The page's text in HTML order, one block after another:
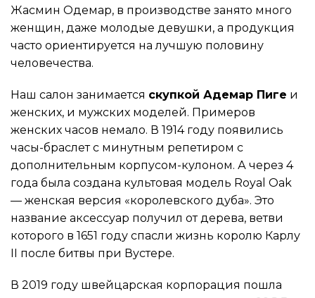
Жасмин Одемар, в производстве занято много
женщин, даже молодые девушки, а продукция
часто ориентируется на лучшую половину
человечества.
Наш салон занимается скупкой Адемар Пиге и
женских, и мужских моделей. Примеров
женских часов немало. В 1914 году появились
часы-браслет с минутным репетиром с
дополнительным корпусом-кулоном. А через 4
года была создана культовая модель Royal Oak
— женская версия «королевского дуба». Это
название аксессуар получил от дерева, ветви
которого в 1651 году спасли жизнь королю Карлу
II после битвы при Вустере.
В 2019 году швейцарская корпорация пошла